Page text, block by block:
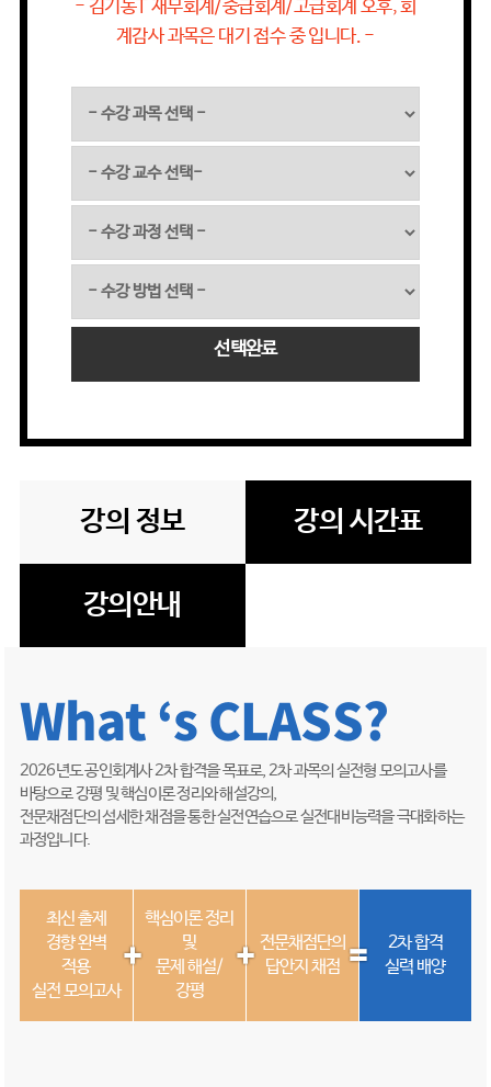
- 김기동T 재무회계/중급회계/고급회계 오후, 회
계감사 과목은 대기 접수 중 입니다. -
선택완료
강의 정보 강의 시간표
강의안내
What ‘s CLASS?
2026년도 공인회계사 2차 합격을 목표로, 2차 과목의 실전형 모의고사를
바탕으로 강평 및 핵심이론 정리와 해설강의,
전문채점단의 섬세한 채점을 통한 실전연습으로 실전대비능력을 극대화하는
과정입니다.
최신 출제
경향 완벽
적용
실전 모의고사
핵심이론 정리
및
문제 해설/
강평
전문채점단의
답안지 채점
2차 합격
실력 배양